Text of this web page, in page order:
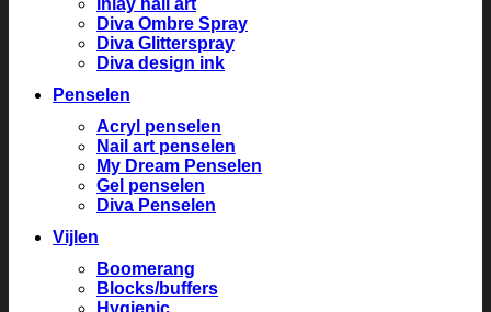
Inlay nail art
Diva Ombre Spray
Diva Glitterspray
Diva design ink
Penselen
Acryl penselen
Nail art penselen
My Dream Penselen
Gel penselen
Diva Penselen
Vijlen
Boomerang
Blocks/buffers
Hygienic